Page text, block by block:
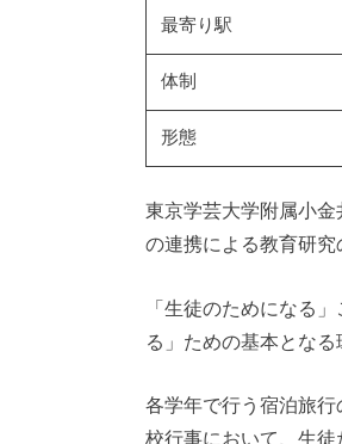
最寄り駅
体制
形態
東京学芸大学附属小
の連携による教育研究
「生徒のためになる
る」ための基本となる
各学年で行う宿泊旅
校行事において、生